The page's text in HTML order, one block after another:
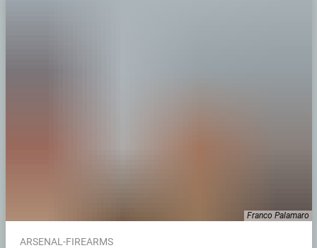
Franco Palamaro
ARSENAL-FIREARMS